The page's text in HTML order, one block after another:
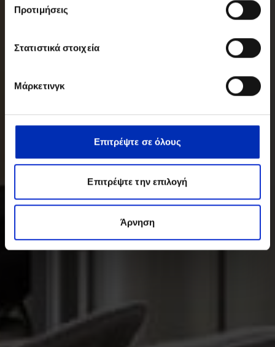
Προτιμήσεις
Στατιστικά στοιχεία
Μάρκετινγκ
Επιτρέψτε σε όλους
Επιτρέψτε την επιλογή
Άρνηση